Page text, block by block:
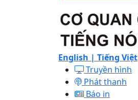
English | Tiếng Việt
Truyền hình
Phát thanh
Báo in